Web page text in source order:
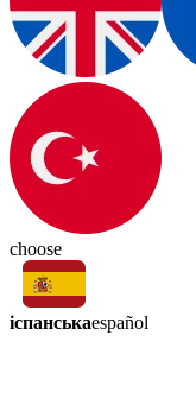
choose
іспанськаespañol